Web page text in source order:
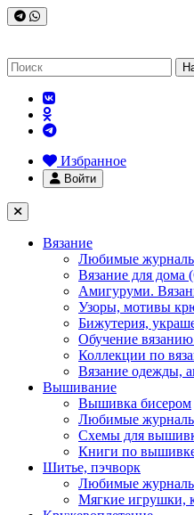
Избранное
Войти
Вязание
Любимые
Вязание для дома
Амигуруми.
Узоры, мотивы
Бижутерия,
Обучение
Коллекции по
Вязание одежды,
Вышивание
Вышивка бисером
Любимые
Схемы для
Книги по
Шитье, пэчворк
Любимые
Мягкие игрушки,